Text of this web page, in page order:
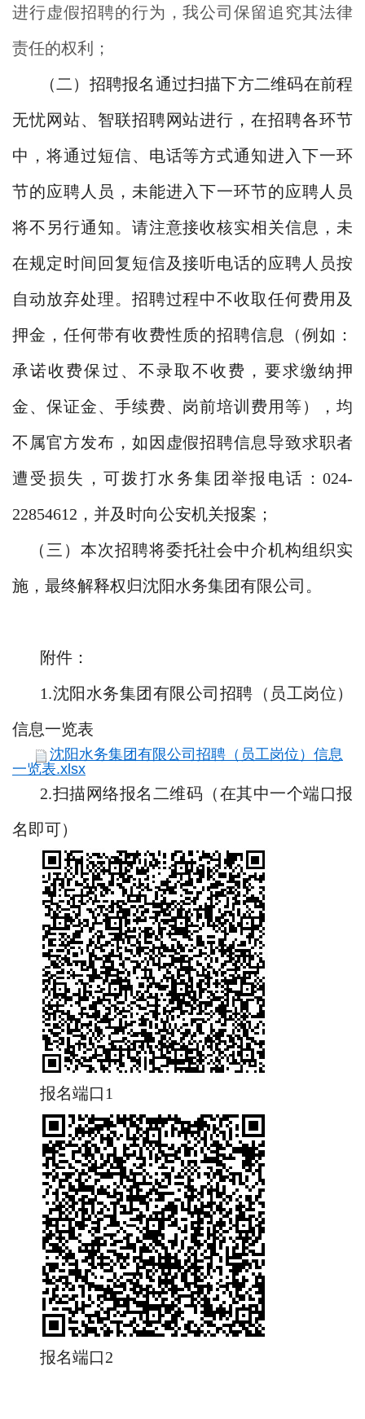
进行虚假招聘的行为，我公司保留追究其法律
责任的权利；
（二）招聘报名通过扫描下方二维码在前程
无忧网站、智联招聘网站进行，在招聘各环节
中，将通过短信、电话等方式通知进入下一环
节的应聘人员，未能进入下一环节的应聘人员
将不另行通知。请注意接收核实相关信息，未
在规定时间回复短信及接听电话的应聘人员按
自动放弃处理。招聘过程中不收取任何费用及
押金，任何带有收费性质的招聘信息（例如：
承诺收费保过、不录取不收费，要求缴纳押
金、保证金、手续费、岗前培训费用等），均
不属官方发布，如因虚假招聘信息导致求职者
遭受损失，可拨打水务集团举报电话：024-
22854612，并及时向公安机关报案；
（三）本次招聘将委托社会中介机构组织实
施，最终解释权归沈阳水务集团有限公司。
附件：
1.沈阳水务集团有限公司招聘（员工岗位）
信息一览表
沈阳水务集团有限公司招聘（员工岗位）信息
一览表.xlsx
2.扫描网络报名二维码（在其中一个端口报
名即可）
报名端口1
报名端口2